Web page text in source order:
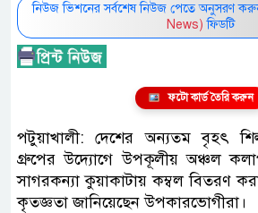
নিউজ ভিশনের সর্বশেষ নিউজ পেতে অনুসরণ
News) ফিডটি
ফটো কার্ড তৈরি করুন
পটুয়াখালী: দেশের অন্যতম বৃহৎ
গ্রুপের উদ্যোগে উপকূলীয় অঞ্চল
সাগরকন্যা কুয়াকাটায় কম্বল বিতরণ
কৃতজ্ঞতা জানিয়েছেন উপকারভোগীরা।